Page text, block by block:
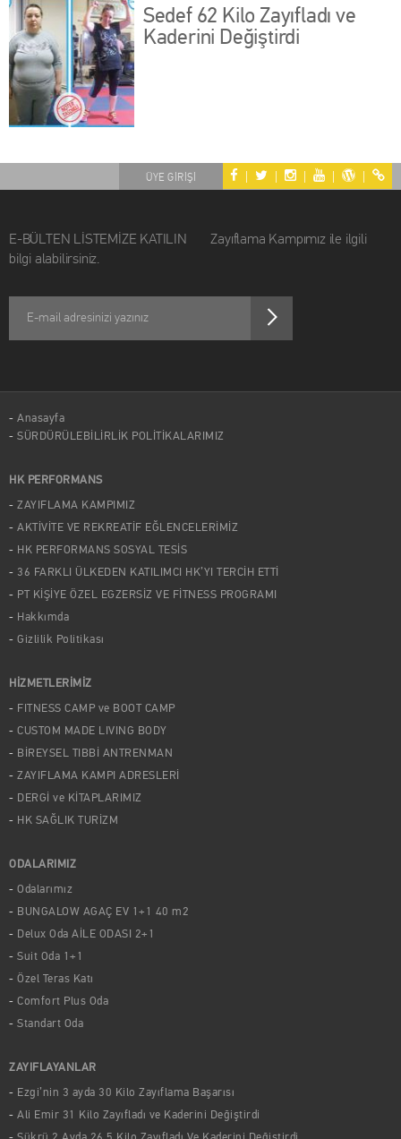
Sedef 62 Kilo Zayıfladı ve
Kaderini Değiştirdi
| | | | |
ÜYE GİRİŞİ
E-BÜLTEN LİSTEMİZE KATILIN Zayıflama Kampımız ile ilgili
bilgi alabilirsiniz.
Anasayfa
SÜRDÜRÜLEBİLİRLİK POLİTİKALARIMIZ
HK PERFORMANS
ZAYIFLAMA KAMPIMIZ
AKTİVİTE VE REKREATİF EĞLENCELERİMİZ
HK PERFORMANS SOSYAL TESİS
36 FARKLI ÜLKEDEN KATILIMCI HK’YI TERCİH ETTİ
PT KİŞİYE ÖZEL EGZERSİZ VE FİTNESS PROGRAMI
Hakkımda
Gizlilik Politikası
HİZMETLERİMİZ
FITNESS CAMP ve BOOT CAMP
CUSTOM MADE LIVING BODY
BİREYSEL TIBBİ ANTRENMAN
ZAYIFLAMA KAMPI ADRESLERİ
DERGİ ve KİTAPLARIMIZ
HK SAĞLIK TURİZM
ODALARIMIZ
Odalarımız
BUNGALOW AGAÇ EV 1+1 40 m2
Delux Oda AİLE ODASI 2+1
Suit Oda 1+1
Özel Teras Katı
Comfort Plus Oda
Standart Oda
ZAYIFLAYANLAR
Ezgi’nin 3 ayda 30 Kilo Zayıflama Başarısı
Ali Emir 31 Kilo Zayıfladı ve Kaderini Değiştirdi